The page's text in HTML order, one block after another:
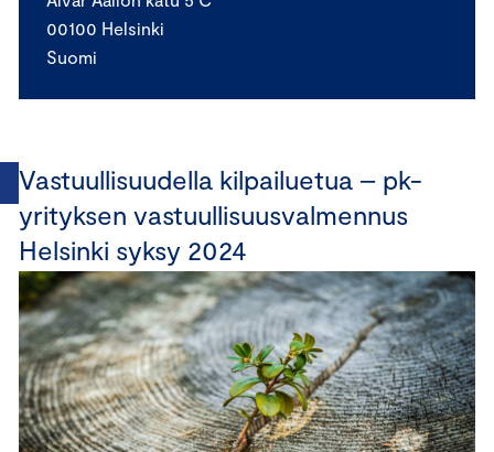
00100 Helsinki
Suomi
Vastuullisuudella kilpailuetua – pk-
yrityksen vastuullisuusvalmennus
Helsinki syksy 2024